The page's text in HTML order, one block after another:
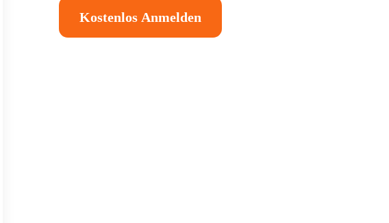
Kostenlos Anmelden